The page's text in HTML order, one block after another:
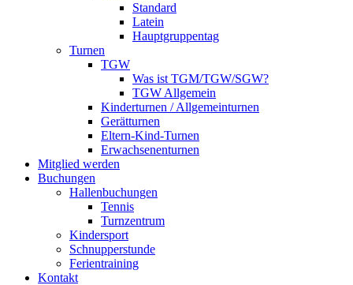
Standard
Latein
Hauptgruppentag
Turnen
TGW
Was ist TGM/TGW/SGW?
TGW Allgemein
Kinderturnen / Allgemeinturnen
Gerätturnen
Eltern-Kind-Turnen
Erwachsenenturnen
Mitglied werden
Buchungen
Hallenbuchungen
Tennis
Turnzentrum
Kindersport
Schnupperstunde
Ferientraining
Kontakt